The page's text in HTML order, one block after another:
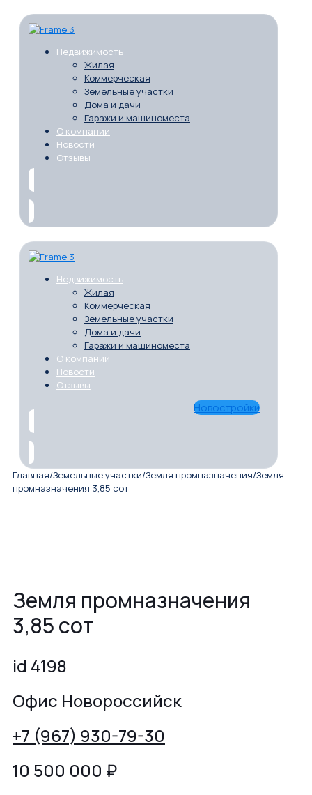
Недвижимость
Жилая
Коммерческая
Земельные участки
Дома и дачи
Гаражи и машиноместа
О компании
Новости
Отзывы
Недвижимость
Жилая
Коммерческая
Земельные участки
Дома и дачи
Гаражи и машиноместа
О компании
Новости
Отзывы
Новостройки
Главная/Земельные участки/Земля промназначения/Земля
промназначения 3,85 сот
Земля промназначения
3,85 сот
id 4198
Офис Новороссийск
+7 (967) 930-79-30
10 500 000 ₽